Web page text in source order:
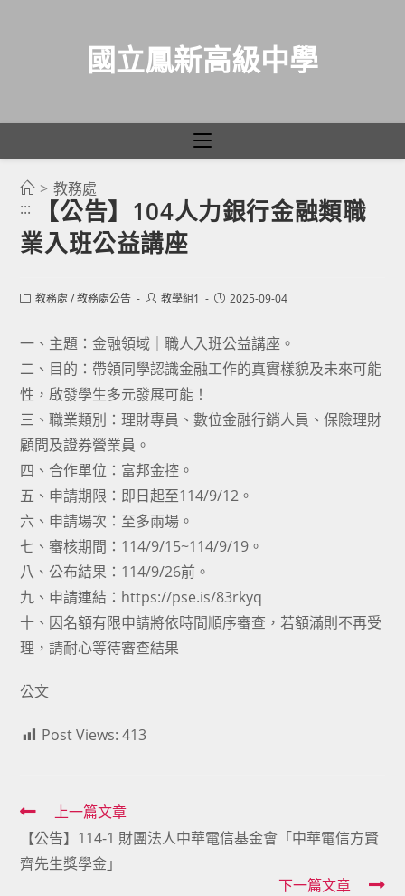
國立鳳新高級中學
> 教務處
:::
【公告】104人力銀行金融類職
業入班公益講座
Post教務處 / 教務處公告
Post教學組1
Post2025-09-04
一、主題：金融領域｜職人入班公益講座。
二、目的：帶領同學認識金融工作的真實樣貌及未來可能
性，啟發學生多元發展可能！
三、職業類別：理財專員、數位金融行銷人員、保險理財
顧問及證券營業員。
四、合作單位：富邦金控。
五、申請期限：即日起至114/9/12。
六、申請場次：至多兩場。
七、審核期間：114/9/15~114/9/19。
八、公布結果：114/9/26前。
九、申請連結：https://pse.is/83rkyq
十、因名額有限申請將依時間順序審查，若額滿則不再受
理，請耐心等待審查結果
公文
Post Views: 413
Read
more
articles
上一篇文章
【公告】114-1 財團法人中華電信基金會「中華電信方賢
齊先生獎學金」
下一篇文章